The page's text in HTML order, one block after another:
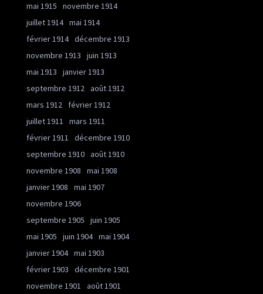
mai 1915
novembre 1914
juillet 1914 mai 1914
février 1914 décembre 1913
novembre 1913
juin 1913
mai 1913
janvier 1913
septembre 1912 août 1912
mars 1912
février 1912
juillet 1911
mars 1911
février 1911
décembre 1910
septembre 1910 août 1910
novembre 1908
mai 1908
janvier 1908
mai 1907
novembre 1906
septembre 1905
juin 1905
mai 1905
juin 1904 mai 1904
janvier 1904 mai 1903
février 1903
décembre 1901
novembre 1901
août 1901